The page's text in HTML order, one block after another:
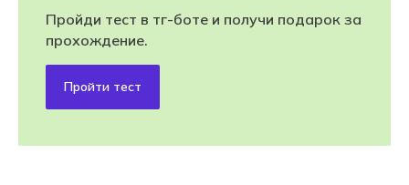
Пройди тест в тг-боте и получи подарок за
прохождение.
Пройти тест